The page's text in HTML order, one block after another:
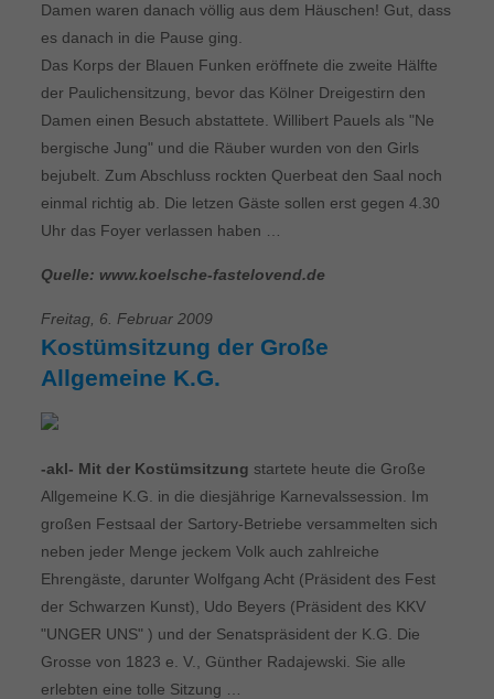
Damen waren danach völlig aus dem Häuschen! Gut, dass
es danach in die Pause ging.
Das Korps der Blauen Funken eröffnete die zweite Hälfte
der Paulichensitzung, bevor das Kölner Dreigestirn den
Damen einen Besuch abstattete. Willibert Pauels als "Ne
bergische Jung" und die Räuber wurden von den Girls
bejubelt. Zum Abschluss rockten Querbeat den Saal noch
einmal richtig ab. Die letzen Gäste sollen erst gegen 4.30
Uhr das Foyer verlassen haben …
Quelle: www.koelsche-fastelovend.de
Freitag, 6. Februar 2009
Kostümsitzung der Große
Allgemeine K.G.
-akl- Mit der Kostümsitzung startete heute die Große
Allgemeine K.G. in die diesjährige Karnevalssession. Im
großen Festsaal der Sartory-Betriebe versammelten sich
neben jeder Menge jeckem Volk auch zahlreiche
Ehrengäste, darunter Wolfgang Acht (Präsident des Fest
der Schwarzen Kunst), Udo Beyers (Präsident des KKV
"UNGER UNS" ) und der Senatspräsident der K.G. Die
Grosse von 1823 e. V., Günther Radajewski. Sie alle
erlebten eine tolle Sitzung …